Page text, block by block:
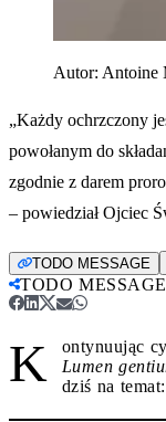
Autor: Antoine
„Każdy ochrzczony
powołanym do
zgodnie z darem
– powiedział Ojciec
TODO MESSAGE
TODO MESSAGE
K
ontynuując
Lumen
dziś na